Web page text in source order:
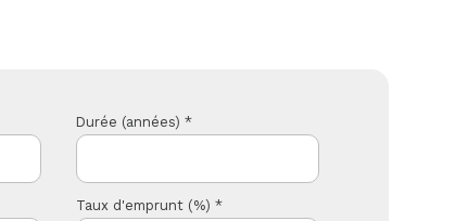
Durée (années) *
Taux d'emprunt (%) *